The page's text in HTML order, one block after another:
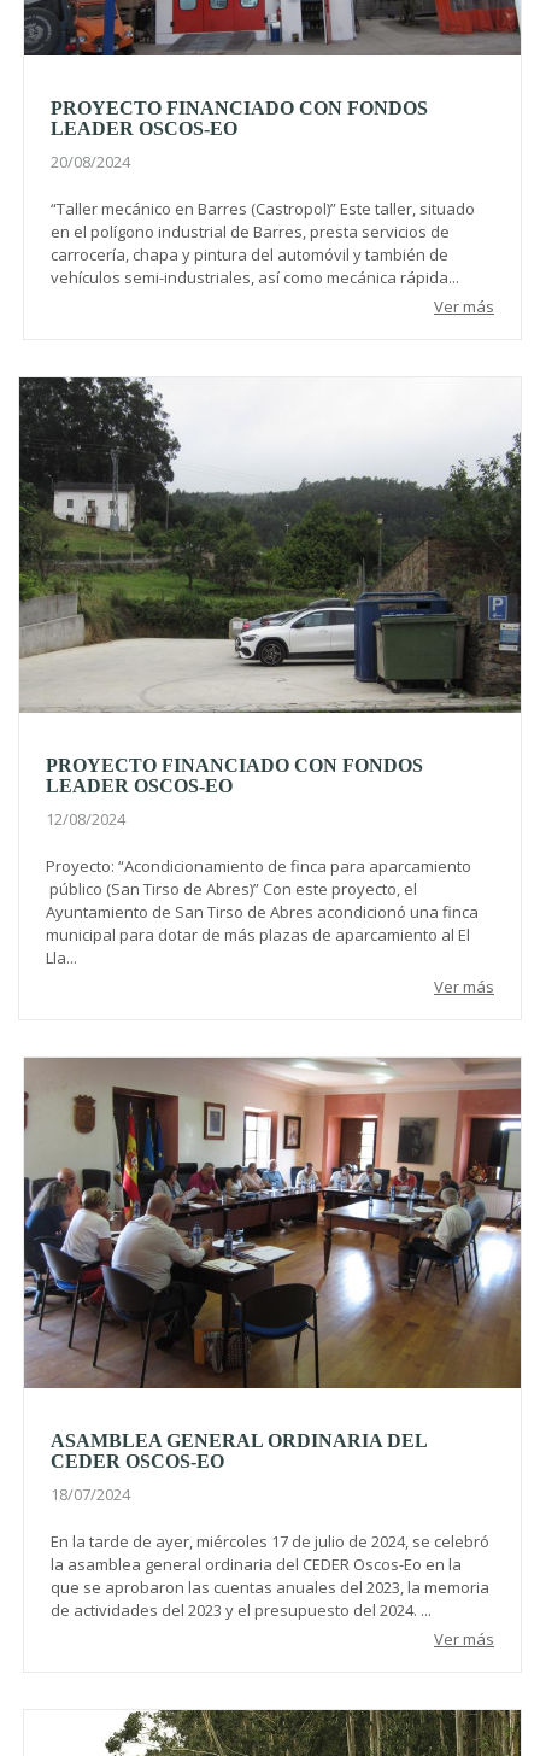
PROYECTO FINANCIADO CON FONDOS
LEADER OSCOS-EO
20/08/2024
“Taller mecánico en Barres (Castropol)” Este taller, situado
en el polígono industrial de Barres, presta servicios de
carrocería, chapa y pintura del automóvil y también de
vehículos semi-industriales, así como mecánica rápida...
Ver más
PROYECTO FINANCIADO CON FONDOS
LEADER OSCOS-EO
12/08/2024
Proyecto: “Acondicionamiento de finca para aparcamiento
público (San Tirso de Abres)” Con este proyecto, el
Ayuntamiento de San Tirso de Abres acondicionó una finca
municipal para dotar de más plazas de aparcamiento al El
Lla...
Ver más
ASAMBLEA GENERAL ORDINARIA DEL
CEDER OSCOS-EO
18/07/2024
En la tarde de ayer, miércoles 17 de julio de 2024, se celebró
la asamblea general ordinaria del CEDER Oscos-Eo en la
que se aprobaron las cuentas anuales del 2023, la memoria
de actividades del 2023 y el presupuesto del 2024. ...
Ver más